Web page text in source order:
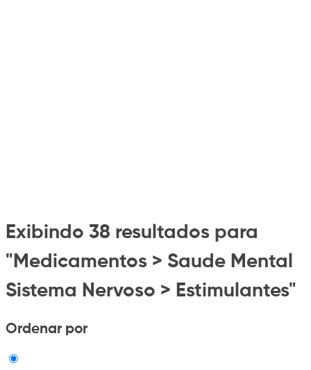
Exibindo 38 resultados para
"Medicamentos > Saude Mental
Sistema Nervoso > Estimulantes"
Ordenar por